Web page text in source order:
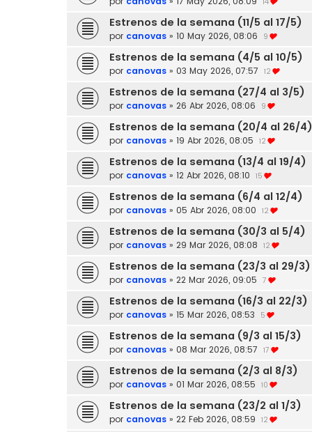
Estrenos de la semana (11/5 al 17/5)
por canovas » 10 May 2026, 08:06 9
Estrenos de la semana (4/5 al 10/5)
por canovas » 03 May 2026, 07:57 12
Estrenos de la semana (27/4 al 3/5)
por canovas » 26 Abr 2026, 08:06 9
Estrenos de la semana (20/4 al 26/4)
por canovas » 19 Abr 2026, 08:05 12
Estrenos de la semana (13/4 al 19/4)
por canovas » 12 Abr 2026, 08:10 15
Estrenos de la semana (6/4 al 12/4)
por canovas » 05 Abr 2026, 08:00 12
Estrenos de la semana (30/3 al 5/4)
por canovas » 29 Mar 2026, 08:08 12
Estrenos de la semana (23/3 al 29/3)
por canovas » 22 Mar 2026, 09:05 7
Estrenos de la semana (16/3 al 22/3)
por canovas » 15 Mar 2026, 08:53 5
Estrenos de la semana (9/3 al 15/3)
por canovas » 08 Mar 2026, 08:57 17
Estrenos de la semana (2/3 al 8/3)
por canovas » 01 Mar 2026, 08:55 10
Estrenos de la semana (23/2 al 1/3)
por canovas » 22 Feb 2026, 08:59 12